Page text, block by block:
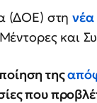
(ΔΟΕ) στηνέα
και
της
που